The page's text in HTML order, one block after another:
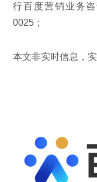
行百度营销业务
0025；
本文非实时信息，